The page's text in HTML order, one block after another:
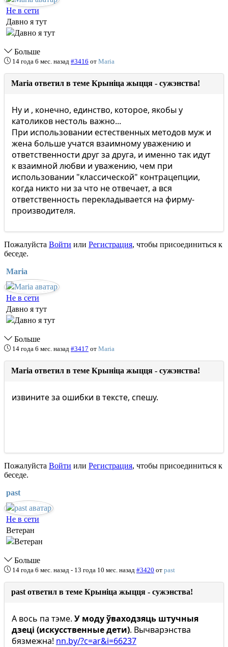
Не в сети
Давно я тут
Больше
14 года 6 мес. назад #3416 от Maria
Maria ответил в теме Крыніца жыцця - сужэнства!
Ну и , конечно, единство, которое, якобы у
католиков нестоль важно...
При использовании естественных методов муж и
жена больше учатся взаимному уважению и
ответственности друг за друга, и именно так идут
к взаимной любви и уважению, чем при
использовании "классической" контрацепции,
когда никто ни за что не отвечает, а вся
ответственность перекладывается на фирму-
производителя.
Пожалуйста Войти или Регистрация, чтобы присоединиться к
беседе.
Maria
Не в сети
Давно я тут
Больше
14 года 6 мес. назад #3417 от Maria
Maria ответил в теме Крыніца жыцця - сужэнства!
извините за ошибки в тексте, спешу.
Пожалуйста Войти или Регистрация, чтобы присоединиться к
беседе.
past
Не в сети
Ветеран
Больше
14 года 6 мес. назад - 13 года 10 мес. назад #3420 от past
past ответил в теме Крыніца жыцця - сужэнства!
А вось па тэме. У моду ўваходзяць штучныя
дзеці (искусственные дети). Вычварэнства
бязмежна! nn.by/?c=ar&i=66237